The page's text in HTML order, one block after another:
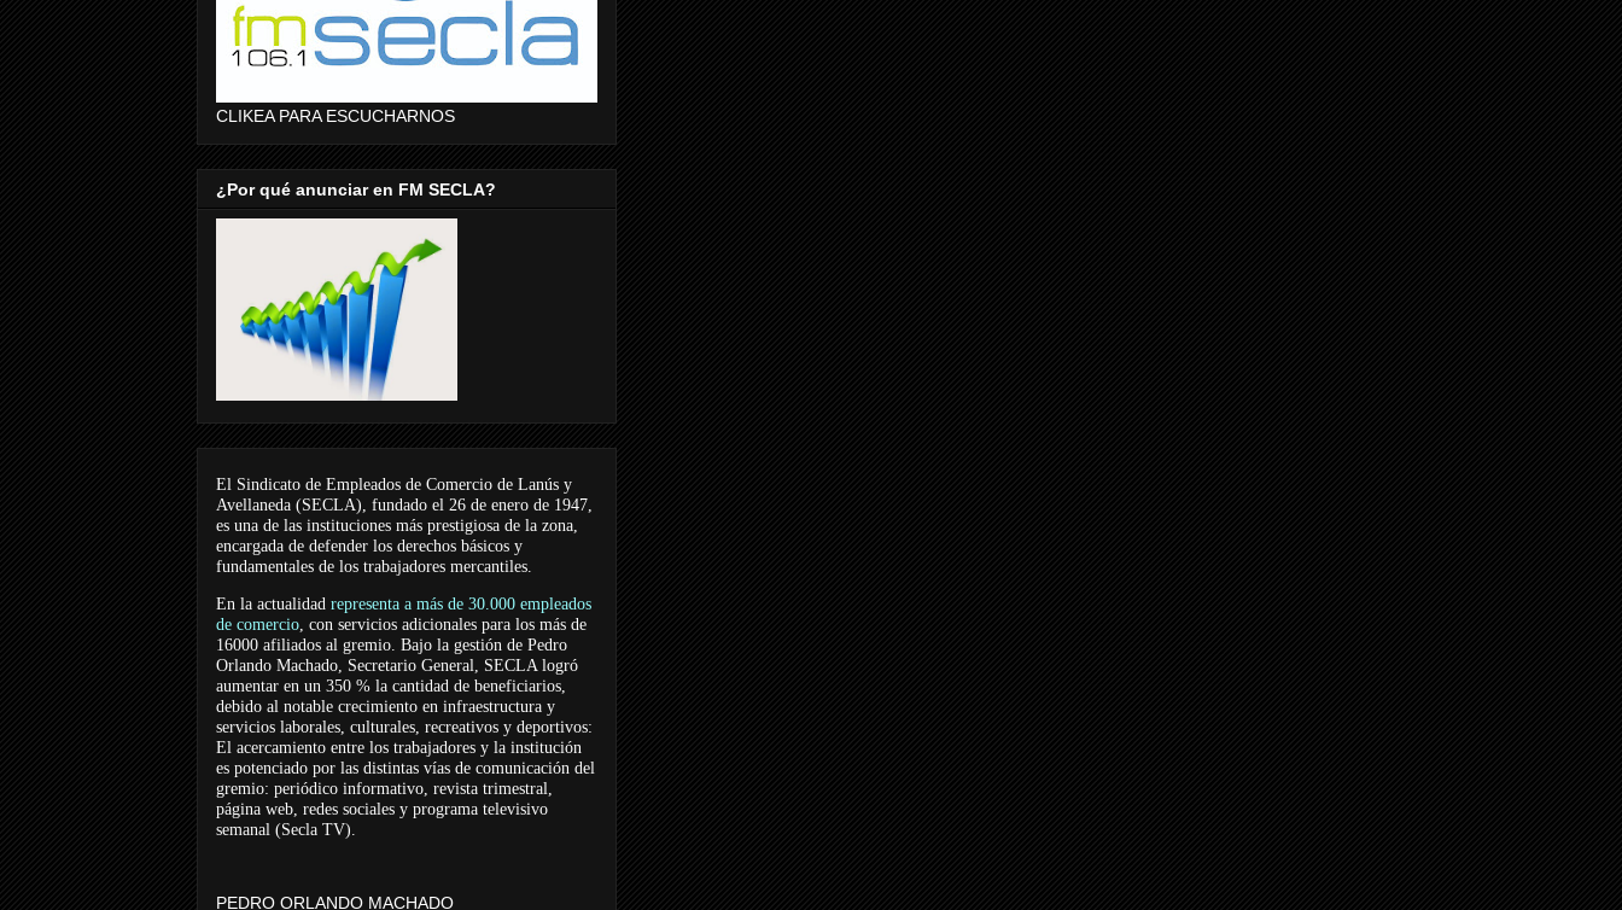
CLIKEA PARA ESCUCHARNOS
¿Por qué anunciar en FM SECLA?
El Sindicato de Empleados de Comercio de Lanús y
Avellaneda (SECLA), fundado el 26 de enero de 1947,
es una de las instituciones más prestigiosa de la zona,
encargada de defender los derechos básicos y
fundamentales de los trabajadores mercantiles.
En la actualidad representa a más de 30.000 empleados
de comercio, con servicios adicionales para los más de
16000 afiliados al gremio. Bajo la gestión de Pedro
Orlando Machado, Secretario General, SECLA logró
aumentar en un 350 % la cantidad de beneficiarios,
debido al notable crecimiento en infraestructura y
servicios laborales, culturales, recreativos y deportivos:
El acercamiento entre los trabajadores y la institución
es potenciado por las distintas vías de comunicación del
gremio: periódico informativo, revista trimestral,
página web, redes sociales y programa televisivo
semanal (Secla TV).
PEDRO ORLANDO MACHADO